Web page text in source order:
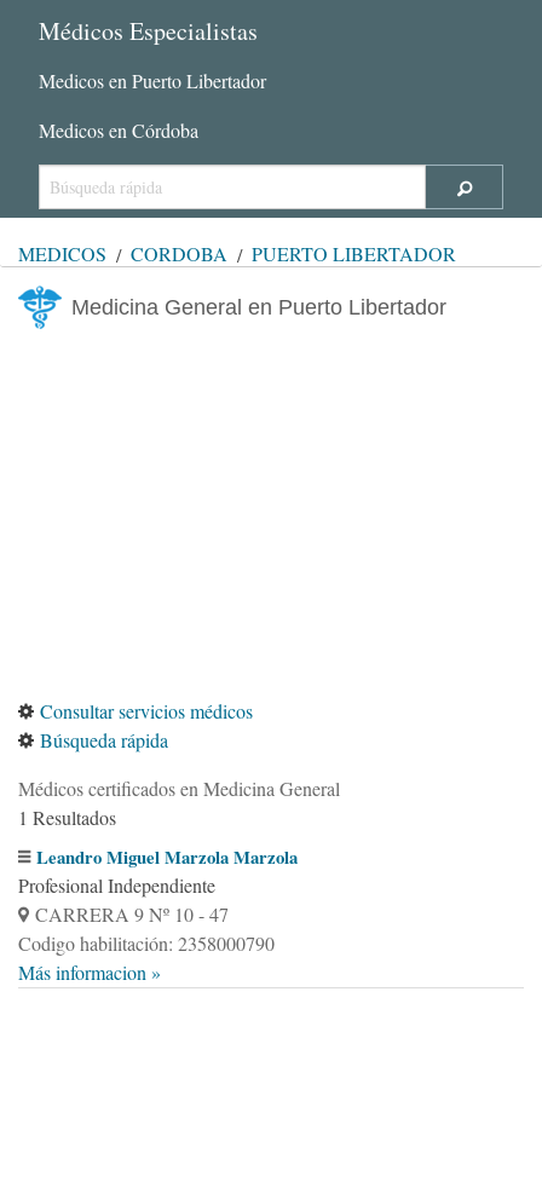
Médicos Especialistas
Medicos en Puerto Libertador
Medicos en Córdoba
MÉDICOS CÓRDOBA PUERTO LIBERTADOR
Medicina General en Puerto Libertador
Consultar servicios médicos
Búsqueda rápida
Médicos certificados en Medicina General
1 Resultados
Leandro Miguel Marzola Marzola
Profesional Independiente
CARRERA 9 Nº 10 - 47
Codigo habilitación: 2358000790
Más informacion »